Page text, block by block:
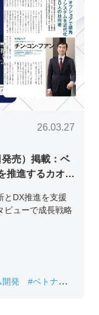
26.03.27
発売）掲載：ベ
推進するカオピ
とDX推進を支援
ビューで成長戦略
開発
#ベトナムIT